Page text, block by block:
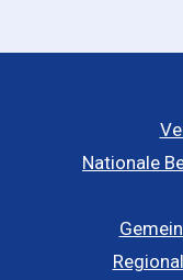
Nationale